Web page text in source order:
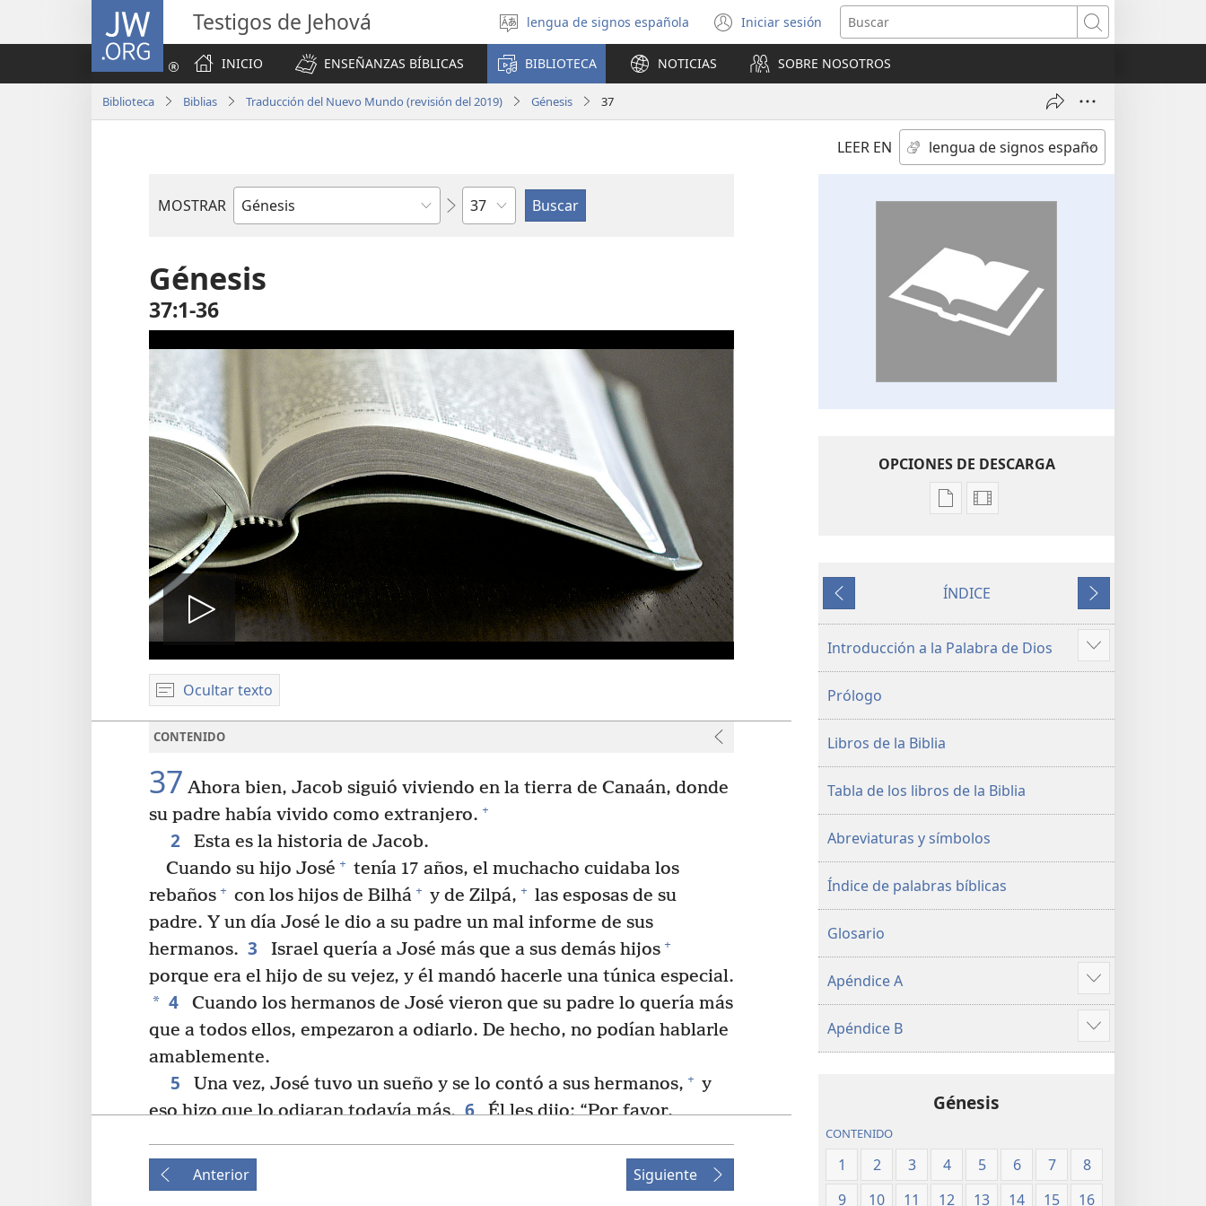
JW.ORG Testigos de Jehová
Seleccionar
idioma
lengua de signos española Iniciar sesión
(abre
una
nueva
ventana)
Buscar
INICIO
ENSEÑANZAS BÍBLICAS BIBLIOTECA NOTICIAS SOBRE NOSOTROS
Biblioteca Biblias Traducción del Nuevo Mundo (revisión del 2019) Génesis 37
LEER EN
MOSTRAR
Libro
la
Biblia
Capítulo
Génesis
37:1-36
Reproducir
video
Ocultar texto
CONTENIDO
37 Ahora bien, Jacob siguió viviendo en la tierra de Canaán, donde
su padre había vivido como extranjero. +
2
Esta es la historia de Jacob.
Cuando su hijo José + tenía 17 años, el muchacho cuidaba los
rebaños + con los hijos de Bilhá + y de Zilpá, + las esposas de su
padre. Y un día José le dio a su padre un mal informe de sus
hermanos. 3 Israel quería a José más que a sus demás hijos +
porque era el hijo de su vejez, y él mandó hacerle una túnica especial.
* 4
Cuando los hermanos de José vieron que su padre lo quería más
que a todos ellos, empezaron a odiarlo. De hecho, no podían hablarle
amablemente.
5 Una vez, José tuvo un sueño y se lo contó a sus hermanos, + y
eso hizo que lo odiaran todavía más. 6 Él les dijo: “Por favor,
grano en medio del campo, y entonces mi gavilla se levantó y se
quedó de pie. Luego sus gavillas se pusieron alrededor de la mía y se
Anterior Siguiente
OPCIONES DE DESCARGA
Opciones
publicaciones
Biblia.
Traducción
Mundo
del
2019)
Opciones
video
Biblia.
Traducción
Mundo
del
2019)
Anterior
ÍNDICE
Siguiente
Introducción a la Palabra de Dios
Mostrar
más
Prólogo
Libros de la Biblia
Tabla de los libros de la Biblia
Abreviaturas y símbolos
Índice de palabras bíblicas
Glosario
Apéndice A
Mostrar
más
Apéndice B
Mostrar
más
Génesis
CONTENIDO
1 2 3 4 5 6 7
8
9
10 11 12 13 14 15
16